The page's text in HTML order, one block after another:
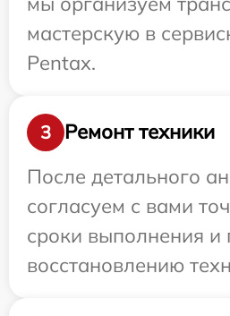
мастерскую в
Pentax.
3
Ремонт техники
После детального
согласуем с вами
сроки выполнения и
восстановлению